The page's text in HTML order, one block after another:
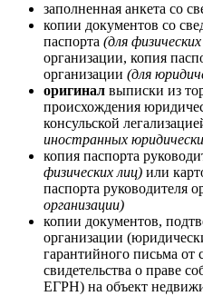
заполненная анкета со
копии документов со
паспорта (для
организации, копия
организации (для
оригинал выписки из
происхождения
консульской
иностранных
копия паспорта
физических лиц) или
паспорта руководителя
организации)
копии документов,
организации
гарантийного письма от
свидетельства о праве
ЕГРН) на объект